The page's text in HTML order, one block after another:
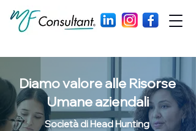
Diamo valore alle Risorse
Umane aziendali
Società di Head Hunting